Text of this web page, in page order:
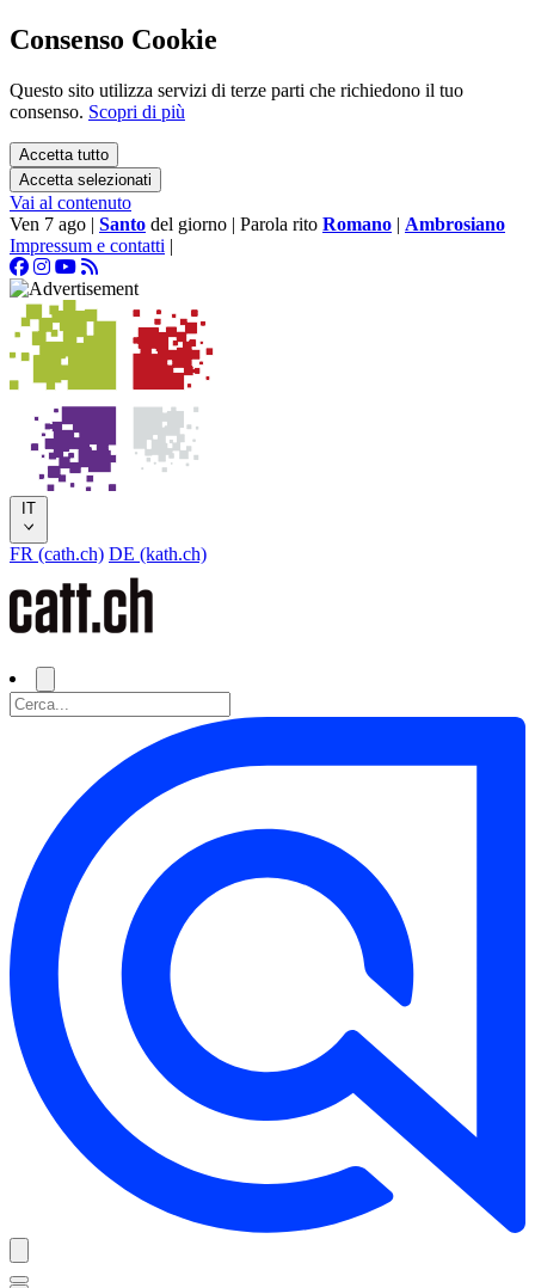
Consenso Cookie
Questo sito utilizza servizi di terze parti che richiedono il tuo
consenso. Scopri di più
Accetta tutto
Accetta selezionati
Vai al contenuto
Ven 7 ago | Santo del giorno | Parola rito Romano | Ambrosiano
Impressum e contatti |
IT
FR (cath.ch) DE (kath.ch)